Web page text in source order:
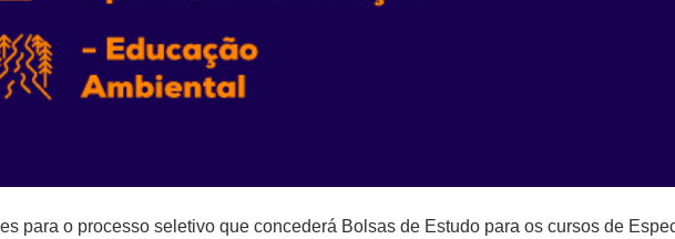
para o processo seletivo que concederá Bolsas de Estudo para os cursos de